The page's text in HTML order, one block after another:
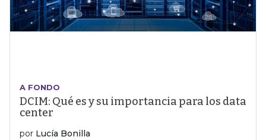
A FONDO
DCIM: Qué es y su importancia para los data
center
por Lucía Bonilla